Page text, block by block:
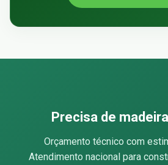
Precisa de
Orçamento técnico com
Atendimento nacional para